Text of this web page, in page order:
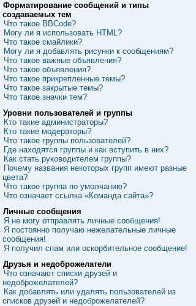
Форматирование сообщений и типы
создаваемых тем
Что такое BBCode?
Могу ли я использовать HTML?
Что такое смайлики?
Могу ли я добавлять рисунки к сообщениям?
Что такое важные объявления?
Что такое объявления?
Что такое прикрепленные темы?
Что такое закрытые темы?
Что такое значки тем?
Уровни пользователей и группы
Кто такие администраторы?
Кто такие модераторы?
Что такое группы пользователей?
Где находятся группы и как вступить в них?
Как стать руководителем группы?
Почему названия некоторых групп имеют разные
цвета?
Что такое группа по умолчанию?
Что означает ссылка «Команда сайта»?
Личные сообщения
Я не могу отправлять личные сообщения!
Я постоянно получаю нежелательные личные
сообщения!
Я получил спам или оскорбительное сообщение!
Друзья и недоброжелатели
Что означают списки друзей и
недоброжелателей?
Как добавлять или удалять пользователей из
списков друзей и недоброжелателей?